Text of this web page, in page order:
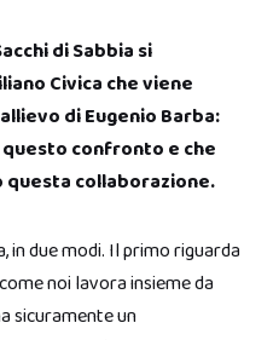
di Sabbia si
Civica che viene
di Eugenio Barba:
confronto e che
collaborazione.
in due modi. Il primo riguarda
noi lavora insieme da
sicuramente un